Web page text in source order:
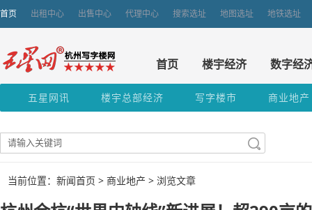
首页 出租中心 出售中心 代理中心 搜索选址 地图选址 地铁选址
首页 楼宇经济 数字经
五星网讯 楼宇总部经济 写字楼市 商业地产
当前位置：新闻首页 > 商业地产 > 浏览文章